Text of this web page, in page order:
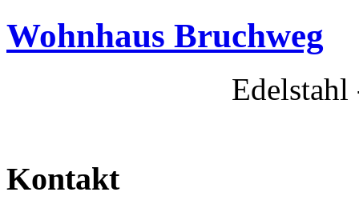
Wohnhaus Bruchweg
Edelstahl
Kontakt